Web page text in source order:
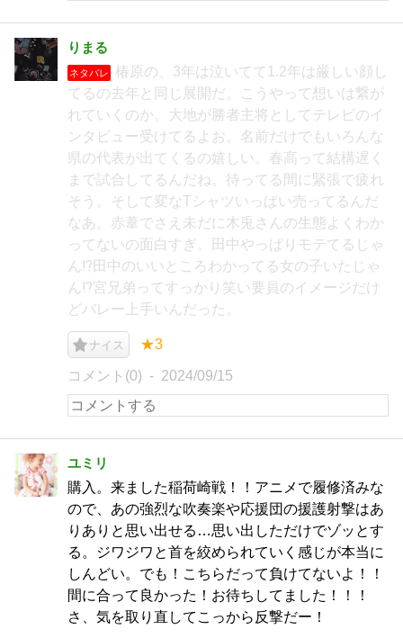
りまる
ネタバレ
椿原の、3年は泣いてて1.2年は厳しい顔し
てるの去年と同じ展開だ。こうやって想いは繋が
れていくのか。大地が勝者主将としてテレビのイ
ンタビュー受けてるよお。名前だけでもいろんな
県の代表が出てくるの嬉しい。春高って結構遅く
まで試合してるんだね。待ってる間に緊張で疲れ
そう。そして変なTシャツいっぱい売ってるんだ
なあ。赤葦でさえ未だに木兎さんの生態よくわか
ってないの面白すぎ。田中やっぱりモテてるじゃ
ん⁉︎田中のいいところわかってる女の子いたじゃ
ん⁉︎宮兄弟ってすっかり笑い要員のイメージだけ
どバレー上手いんだった。
ナイス ★3
コメント(0) 2024/09/15
ユミリ
購入。来ました稲荷崎戦！！アニメで履修済みな
ので、あの強烈な吹奏楽や応援団の援護射撃はあ
りありと思い出せる…思い出しただけでゾッとす
る。ジワジワと首を絞められていく感じが本当に
しんどい。でも！こちらだって負けてないよ！！
間に合って良かった！お待ちしてました！！！
さ、気を取り直してこっから反撃だー！